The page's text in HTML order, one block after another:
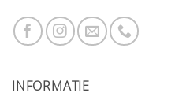
INFORMATIE